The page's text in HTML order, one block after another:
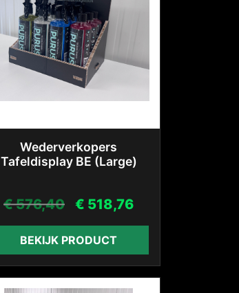
Wederverkopers
Tafeldisplay BE (Large)
€576,40 € 518,76
BEKIJK PRODUCT